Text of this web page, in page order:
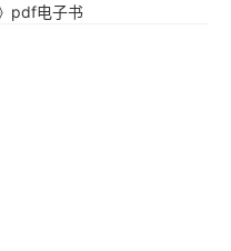
pdf电子书